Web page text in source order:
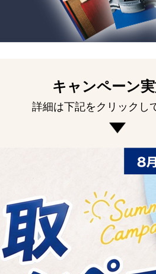
キャンペーン
詳細は下記をクリックし